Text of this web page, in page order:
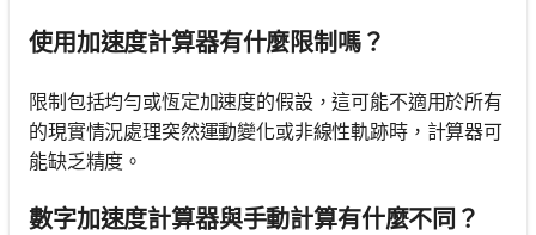
使用加速度計算器有什麼限制嗎？
限制包括均勻或恆定加速度的假設，這可能不適用於所有
的現實情況處理突然運動變化或非線性軌跡時，計算器可
能缺乏精度。
數字加速度計算器與手動計算有什麼不同？